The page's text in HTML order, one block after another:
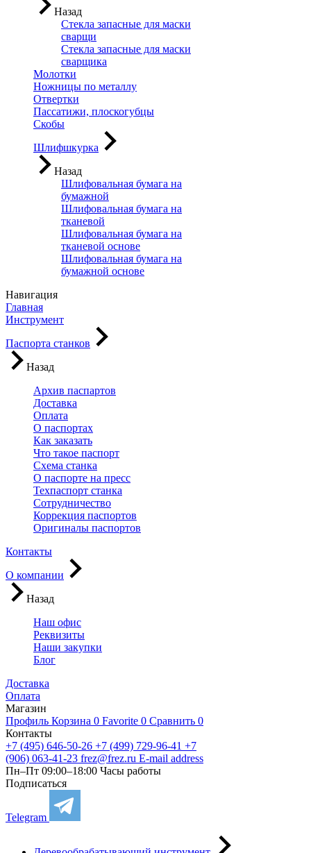
Назад
Стекла запасные для маски
сварщи
Стекла запасные для маски
сварщика
Молотки
Ножницы по металлу
Отвертки
Пассатижи, плоскогубцы
Скобы
Шлифшкурка
Назад
Шлифовальная бумага на
бумажной
Шлифовальная бумага на
тканевой
Шлифовальная бумага на
тканевой основе
Шлифовальная бумага на
бумажной основе
Навигация
Главная
Инструмент
Паспорта станков
Назад
Архив паспартов
Доставка
Оплата
О паспортах
Как заказать
Что такое паспорт
Схема станка
О паспорте на пресс
Техпаспорт станка
Сотрудничество
Коррекция паспортов
Оригиналы паспортов
Контакты
О компании
Назад
Наш офис
Реквизиты
Наши закупки
Блог
Доставка
Оплата
Магазин
Профиль Корзина 0 Favorite 0 Сравнить 0
Контакты
+7 (495) 646-50-26 +7 (499) 729-96-41 +7
(906) 063-41-23 frez@frez.ru E-mail address
Пн–Пт 09:00–18:00 Часы работы
Подписаться
Telegram